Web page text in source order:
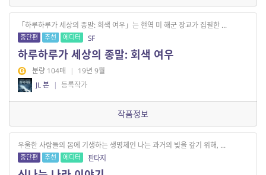
「하루하루가 세상의 종말: 회색 여우」는 현역 미 해군 장교가 집필한 ...
중단편 추천 에디터 SF
하루하루가 세상의 종말: 회색 여우
분량 104매 | 19년 9월
JL 본 | 등록작가
작품정보
우울한 사람들의 몸에 기생하는 생명체인 나는 과거의 빚을 갚기 위해, ...
중단편 추천 에디터 판타지